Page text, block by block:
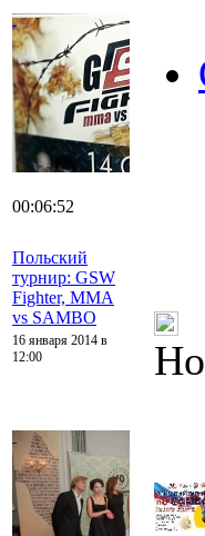
00:06:52
Польский
турнир: GSW
Fighter, MMA
vs SAMBO
16 января 2014 в
12:00